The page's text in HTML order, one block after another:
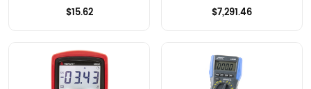
$15.62 $7,291.46